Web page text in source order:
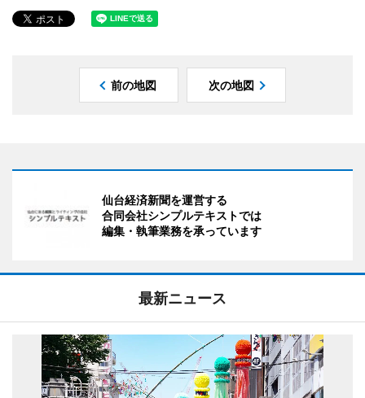
前の地図 次の地図
仙台経済新聞を運営する
合同会社シンプルテキストでは
編集・執筆業務を承っています
最新ニュース